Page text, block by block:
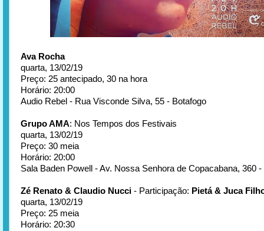
Ava Rocha
quarta, 13/02/19
Preço: 25 antecipado, 30 na hora
Horário: 20:00
Audio Rebel - Rua Visconde Silva, 55 - Botafogo
Grupo AMA: Nos Tempos dos Festivais
quarta, 13/02/19
Preço: 30 meia
Horário: 20:00
Sala Baden Powell - Av. Nossa Senhora de Copacabana, 360
Zé Renato & Claudio Nucci - Participação: Pietá & Juca
quarta, 13/02/19
Preço: 25 meia
Horário: 20:30